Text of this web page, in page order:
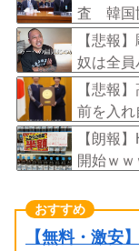
査 韓国
【悲報
奴は全員
【悲報
前を入
w w w w
【朗報
開始ｗ
【無料・激安